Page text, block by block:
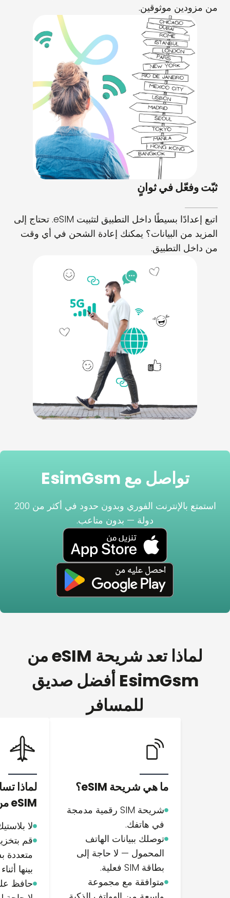
من مزودين موثوقين.
ثبّت وفعّل في ثوانٍ
اتبع إعدادًا بسيطًا داخل التطبيق لتثبيت eSIM. تحتاج إلى
المزيد من البيانات؟ يمكنك إعادة الشحن في أي وقت
من داخل التطبيق.
تواصل مع EsimGsm
استمتع بالإنترنت الفوري وبدون حدود في أكثر من 200
دولة — بدون متاعب.
لماذا تعد شريحة eSIM من
EsimGsm أفضل صديق
للمسافر
ما هي شريحة eSIM؟
شريحة SIM رقمية مدمجة
في هاتفك.
توصلك ببيانات الهاتف
المحمول — لا حاجة إلى
بطاقة SIM فعلية.
متوافقة مع مجموعة
لماذا
eSIM من EsimGsm
لا
قم
متعددة
بينها
حافظ